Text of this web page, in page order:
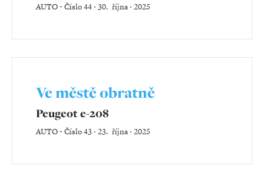
AUTO-Číslo 44 ‧ 30. října ‧ 2025
Ve městě obratně
Peugeot e-208
AUTO-Číslo 43 ‧ 23. října ‧ 2025